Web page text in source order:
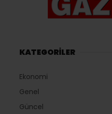
KATEGORİLER
Ekonomi
Genel
Güncel